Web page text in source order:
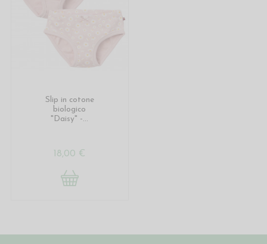
Slip in cotone
biologico
"Daisy" -...
18,00 €